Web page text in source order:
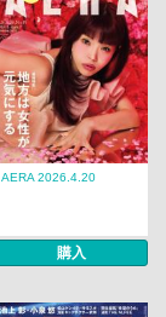
AERA 2026.4.20
購入